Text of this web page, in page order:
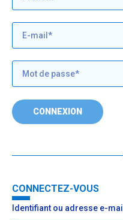
CONNEXION
CONNECTEZ-VOUS
Identifiant ou adresse e-mail